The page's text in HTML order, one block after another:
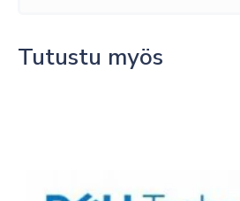
Tutustu myös